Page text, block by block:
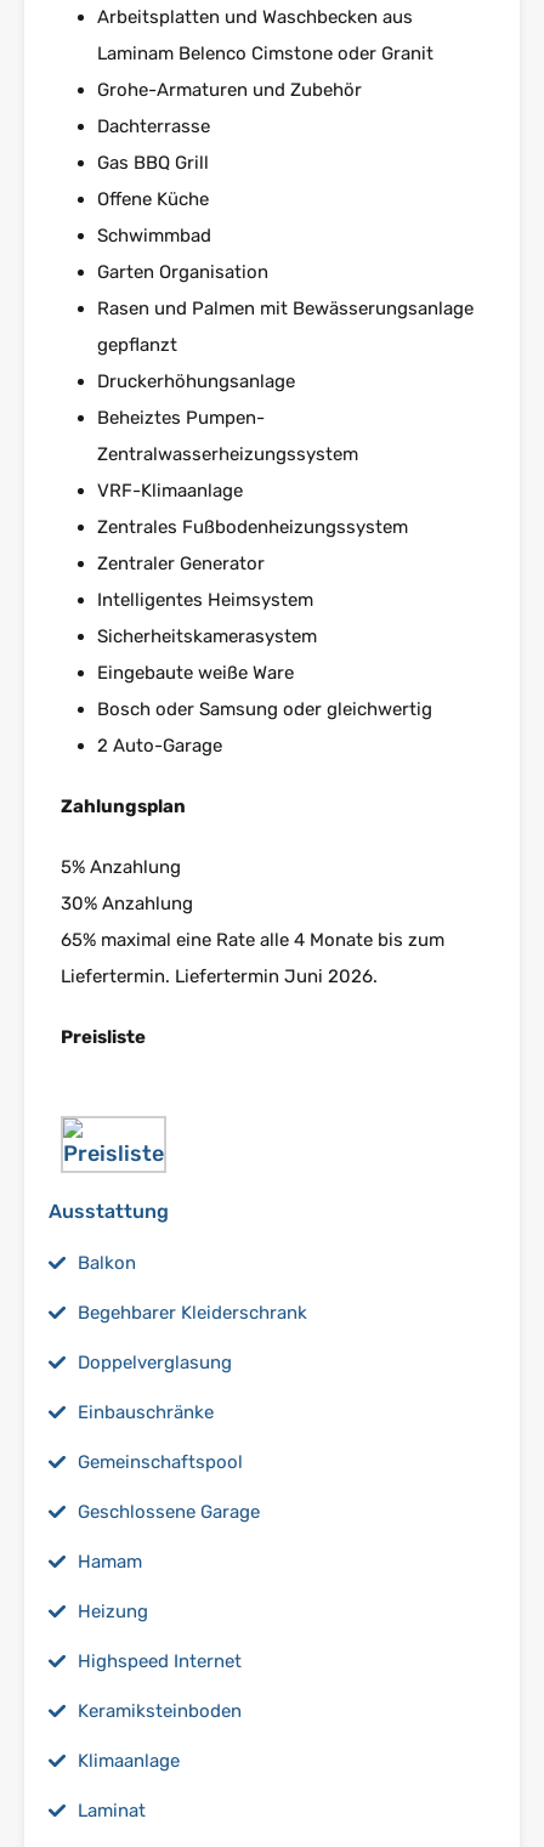
Arbeitsplatten und Waschbecken aus
Laminam Belenco Cimstone oder Granit
Grohe-Armaturen und Zubehör
Dachterrasse
Gas BBQ Grill
Offene Küche
Schwimmbad
Garten Organisation
Rasen und Palmen mit Bewässerungsanlage
gepflanzt
Druckerhöhungsanlage
Beheiztes Pumpen-
Zentralwasserheizungssystem
VRF-Klimaanlage
Zentrales Fußbodenheizungssystem
Zentraler Generator
Intelligentes Heimsystem
Sicherheitskamerasystem
Eingebaute weiße Ware
Bosch oder Samsung oder gleichwertig
2 Auto-Garage
Zahlungsplan
5% Anzahlung
30% Anzahlung
65% maximal eine Rate alle 4 Monate bis zum
Liefertermin. Liefertermin Juni 2026.
Preisliste
Ausstattung
Balkon
Begehbarer Kleiderschrank
Doppelverglasung
Einbauschränke
Gemeinschaftspool
Geschlossene Garage
Hamam
Heizung
Highspeed Internet
Keramiksteinboden
Klimaanlage
Laminat